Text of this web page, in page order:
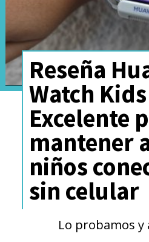
Reseña
Watch
Excelente
mantener
niños
sin celular
Lo probamos y